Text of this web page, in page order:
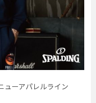
ューアパレルライン